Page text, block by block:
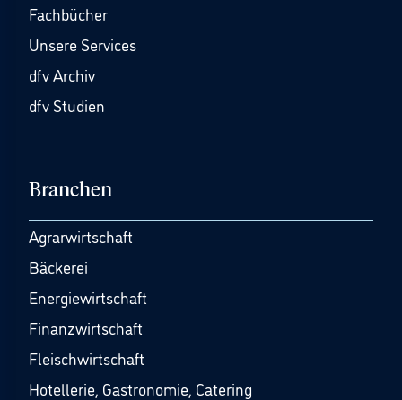
Fachbücher
Unsere Services
dfv Archiv
dfv Studien
Branchen
Agrarwirtschaft
Bäckerei
Energiewirtschaft
Finanzwirtschaft
Fleischwirtschaft
Hotellerie, Gastronomie, Catering